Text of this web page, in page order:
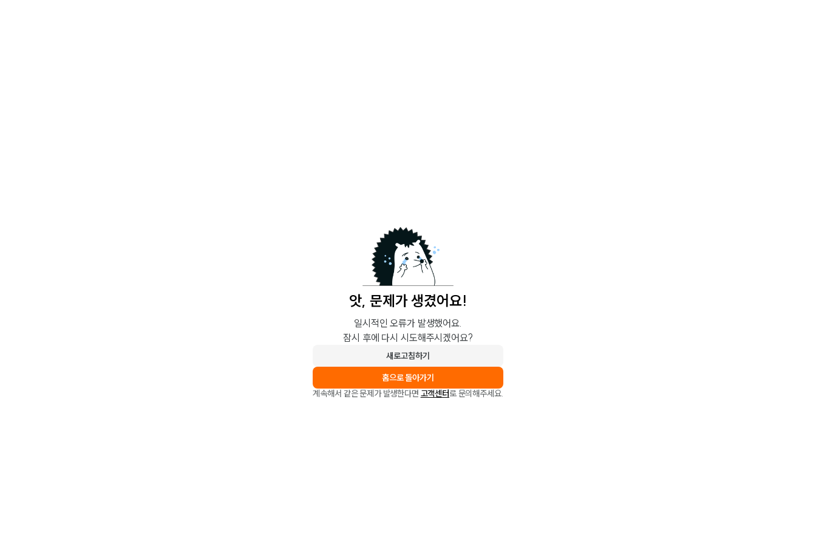
앗, 문제가 생겼어요!
일시적인 오류가 발생했어요.
잠시 후에 다시 시도해주시겠어요?
새로고침하기
홈으로 돌아가기
계속해서 같은 문제가 발생한다면 고객센터로 문의해주세요.